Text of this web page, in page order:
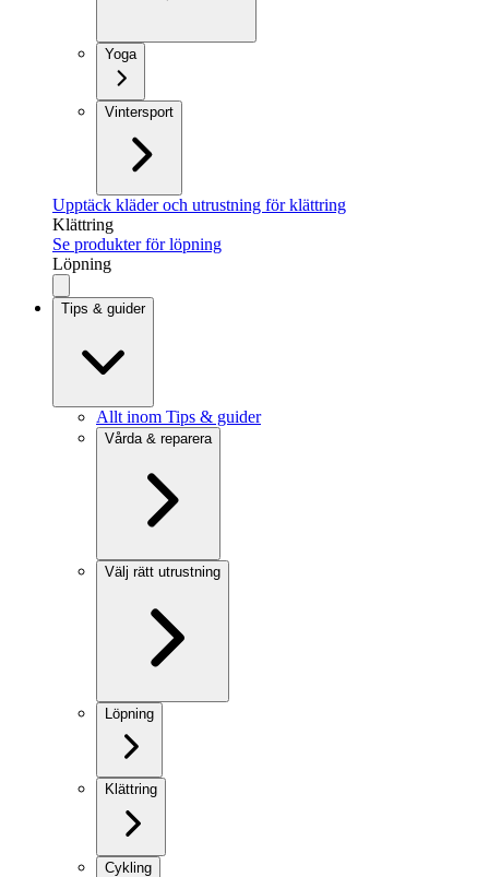
Yoga
Vintersport
Upptäck kläder och utrustning för klättring
Klättring
Se produkter för löpning
Löpning
Tips & guider
Allt inom Tips & guider
Vårda & reparera
Välj rätt utrustning
Löpning
Klättring
Cykling